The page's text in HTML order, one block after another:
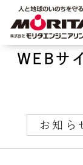
WEBサ
お知ら